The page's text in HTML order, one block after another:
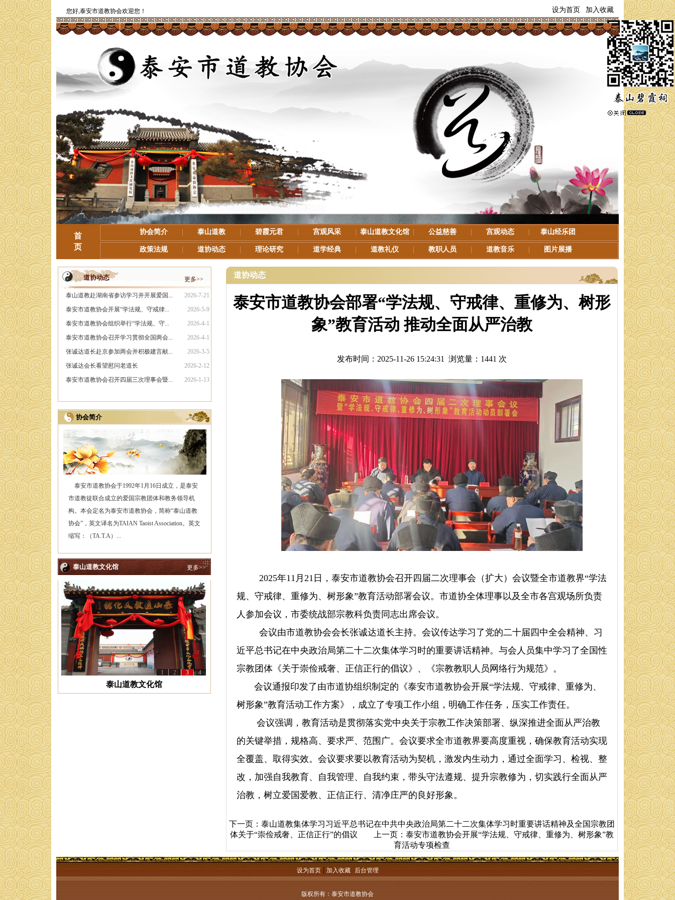
您好,泰安市道教协会欢迎您！ 设为首页 加入收藏
首
页
协会简介 泰山道教 碧霞元君 宫观风采 泰山道教文化馆 公益慈善 宫观动态 泰山经乐团
政策法规 道协动态 理论研究 道学经典 道教礼仪 教职人员 道教音乐 图片展播
道协动态 更多>>
2026-7-21
泰山道教赴湖南省参访学习并开展爱国...
2026-5-9
泰安市道教协会开展“学法规、守戒律...
2026-4-1
泰安市道教协会组织举行“学法规、守...
2026-4-1
泰安市道教协会召开学习贯彻全国两会...
2026-3-5
张诚达道长赴京参加两会并积极建言献...
2026-2-12
张诚达会长看望慰问老道长
2026-1-13
泰安市道教协会召开四届三次理事会暨...
协会简介 更多>>
泰安市道教协会于1992年1月16日成立，是泰安
市道教徒联合成立的爱国宗教团体和教务领导机
构。本会定名为泰安市道教协会，简称“泰山道教
协会”，英文译名为TAIAN Taoist Association。英文
缩写：（TA.T.A）...
泰山道教文化馆 更多>>
4
3
2
1
泰山道教文化馆
道协动态
泰安市道教协会部署“学法规、守戒律、重修为、树形
象”教育活动 推动全面从严治教
发布时间：2025-11-26 15:24:31 浏览量：1441 次
2025年11月21日，泰安市道教协会召开四届二次理事会（扩大）会议暨全市道教界“学法
规、守戒律、重修为、树形象”教育活动部署会议。市道协全体理事以及全市各宫观场所负责
人参加会议，市委统战部宗教科负责同志出席会议。
会议由市道教协会会长张诚达道长主持。会议传达学习了党的二十届四中全会精神、习
近平总书记在中央政治局第二十二次集体学习时的重要讲话精神。与会人员集中学习了全国性
宗教团体《关于崇俭戒奢、正信正行的倡议》、《宗教教职人员网络行为规范》。
会议通报印发了由市道协组织制定的《泰安市道教协会开展“学法规、守戒律、重修为、
树形象”教育活动工作方案》，成立了专项工作小组，明确工作任务，压实工作责任。
会议强调，教育活动是贯彻落实党中央关于宗教工作决策部署、纵深推进全面从严治教
的关键举措，规格高、要求严、范围广。会议要求全市道教界要高度重视，确保教育活动实现
全覆盖、取得实效。会议要求要以教育活动为契机，激发内生动力，通过全面学习、检视、整
改，加强自我教育、自我管理、自我约束，带头守法遵规、提升宗教修为，切实践行全面从严
治教，树立爱国爱教、正信正行、清净庄严的良好形象。
下一页： 泰山道教集体学习习近平总书记在中共中央政治局第二十二次集体学习时重要讲话精神及全国宗教团
体关于“崇俭戒奢、正信正行”的倡议 上一页： 泰安市道教协会开展“学法规、守戒律、重修为、树形象”教
育活动专项检查
设为首页| 加入收藏 后台管理
版权所有：泰安市道教协会